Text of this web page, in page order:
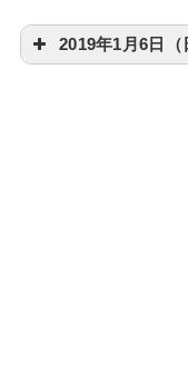
2019年1月6日